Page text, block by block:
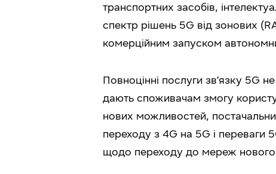
транспортних засобів,
спектр рішень 5G від зонових
комерційним запуском
Повноцінні послуги зв’язку 5G
дають споживачам змогу
нових можливостей,
переходу з 4G на 5G і переваги
щодо переходу до мереж нового